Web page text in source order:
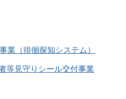
業（徘徊探知システム）
等見守りシール交付事業